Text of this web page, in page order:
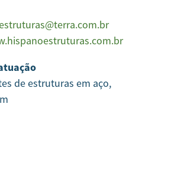
de estruturas em aço,